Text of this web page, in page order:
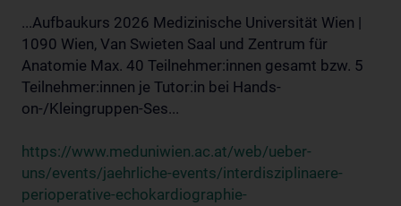
...Aufbaukurs 2026 Medizinische Universität Wien |
1090 Wien, Van Swieten Saal und Zentrum für
Anatomie Max. 40 Teilnehmer:innen gesamt bzw. 5
Teilnehmer:innen je Tutor:in bei Hands-
on-/Kleingruppen-Ses...
https://www.meduniwien.ac.at/web/ueber-
uns/events/jaehrliche-events/interdisziplinaere-
perioperative-echokardiographie-